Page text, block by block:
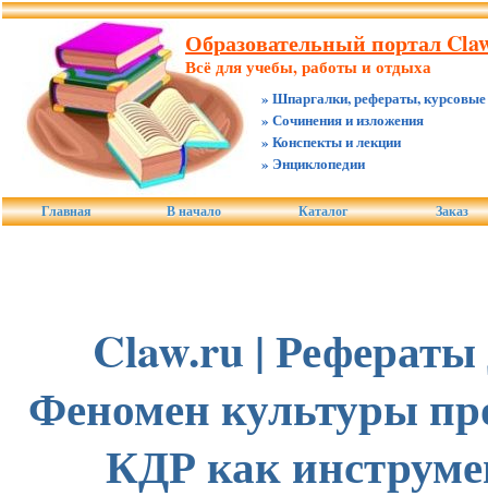
Образовательный портал
Всё для учебы, работы и отдыха
» Шпаргалки, рефераты, курсовые
» Сочинения и изложения
» Конспекты и лекции
» Энциклопедии
Главная В начало Каталог Заказ
Claw.ru |
Феномен культуры
КДР как